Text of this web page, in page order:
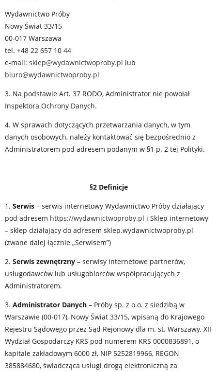
Wydawnictwo Próby
Nowy Świat 33/15
00-017 Warszawa
tel. +48 22 657 10 44
e-mail: sklep@wydawnictwoproby.pl lub
biuro@wydawnictwoproby.pl
3. Na podstawie Art. 37 RODO, Administrator nie powołał
Inspektora Ochrony Danych.
4. W sprawach dotyczących przetwarzania danych, w tym
danych osobowych, należy kontaktować się bezpośrednio z
Administratorem pod adresem podanym w §1 p. 2 tej Polityki.
§2 Definicje
1. Serwis – serwis internetowy Wydawnictwo Próby działający
pod adresem https://wydawnictwoproby.pl i Sklep internetowy
– sklep działający do adresem sklep.wydawnictwoproby.pl
(zwane dalej łącznie „Serwisem”)
2. Serwis zewnętrzny – serwisy internetowe partnerów,
usługodawców lub usługobiorców współpracujących z
Administratorem.
3. Administrator Danych – Próby sp. z o.o. z siedzibą w
Warszawie (00-017), Nowy Świat 33/15, wpisaną do Krajowego
Rejestru Sądowego przez Sąd Rejonowy dla m. st. Warszawy, XII
Wydział Gospodarczy KRS pod numerem KRS 0000836891, o
kapitale zakładowym 6000 zł, NIP 5252819966, REGON
385884680, świadcząca usługi drogą elektroniczną za